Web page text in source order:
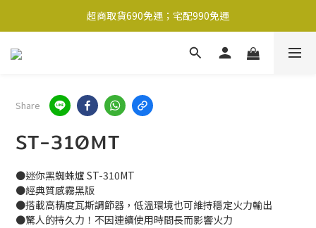
超商取貨690免運；宅配990免運
超商取貨690免運；宅配990免運
Share
ST-310MT
●迷你黑蜘蛛爐 ST-310MT
●經典質感霧黑版
●搭載高精度瓦斯調節器，低溫環境也可維持穩定火力輸出
●驚人的持久力！不因連續使用時間長而影響火力